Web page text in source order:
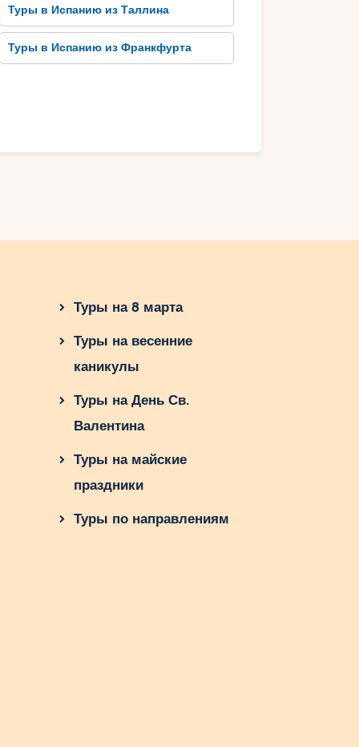
Туры в Испанию из Таллина
Туры в Испанию из Франкфурта
Туры на 8 марта
Туры на весенние
каникулы
Туры на День Св.
Валентина
Туры на майские
праздники
Туры по направлениям